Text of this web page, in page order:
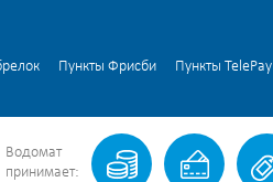
Пункты Фрисби Пункты TelePay
Водомат
принимает: